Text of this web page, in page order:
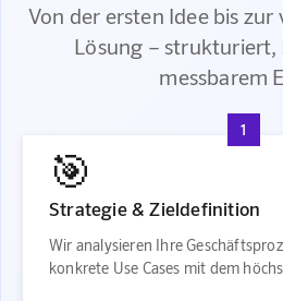
Von der ersten Idee bis
Lösung – strukturiert,
messbarem
1
🎯
Strategie & Zieldefinition
Wir analysieren Ihre
konkrete Use Cases mit dem